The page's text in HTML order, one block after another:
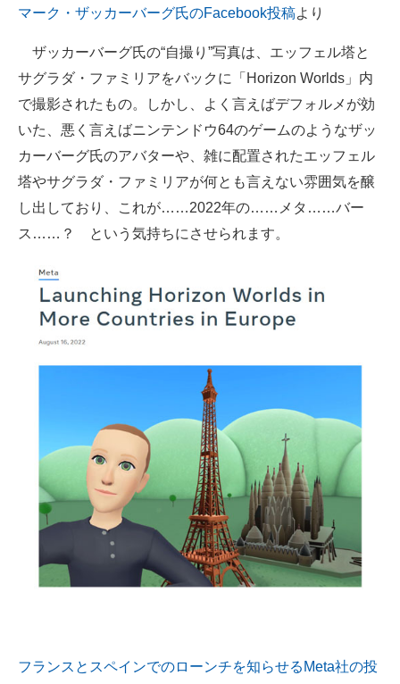
マーク・ザッカーバーグ氏のFacebook投稿より
ザッカーバーグ氏の“自撮り”写真は、エッフェル塔と
サグラダ・ファミリアをバックに「Horizon Worlds」内
で撮影されたもの。しかし、よく言えばデフォルメが効
いた、悪く言えばニンテンドウ64のゲームのようなザッ
カーバーグ氏のアバターや、雑に配置されたエッフェル
塔やサグラダ・ファミリアが何とも言えない雰囲気を醸
し出しており、これが……2022年の……メタ……バー
ス……？ という気持ちにさせられます。
フランスとスペインでのローンチを知らせるMeta社の投